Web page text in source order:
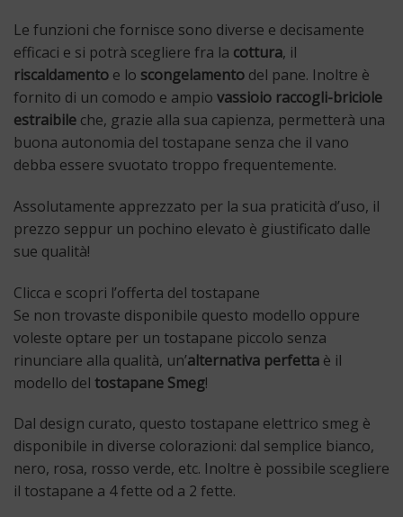
Le funzioni che fornisce sono diverse e decisamente
efficaci e si potrà scegliere fra la cottura, il
riscaldamento e lo scongelamento del pane. Inoltre è
fornito di un comodo e ampio vassioio raccogli-briciole
estraibile che, grazie alla sua capienza, permetterà una
buona autonomia del tostapane senza che il vano
debba essere svuotato troppo frequentemente.
Assolutamente apprezzato per la sua praticità d’uso, il
prezzo seppur un pochino elevato è giustificato dalle
sue qualità!
Clicca e scopri l’offerta del tostapane
Se non trovaste disponibile questo modello oppure
voleste optare per un tostapane piccolo senza
rinunciare alla qualità, un’alternativa perfetta è il
modello del tostapane Smeg!
Dal design curato, questo tostapane elettrico smeg è
disponibile in diverse colorazioni: dal semplice bianco,
nero, rosa, rosso verde, etc. Inoltre è possibile scegliere
il tostapane a 4 fette od a 2 fette.